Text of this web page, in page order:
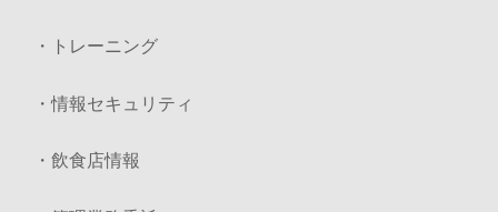
・トレーニング
・情報セキュリティ
・飲食店情報